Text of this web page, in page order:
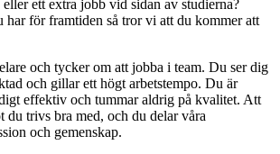
eller ett extra jobb vid sidan av studierna?
har för framtiden så tror vi att du kommer att
och tycker om att jobba i team. Du ser dig
och gillar ett högt arbetstempo. Du är
effektiv och tummar aldrig på kvalitet. Att
du trivs bra med, och du delar våra
och gemenskap.